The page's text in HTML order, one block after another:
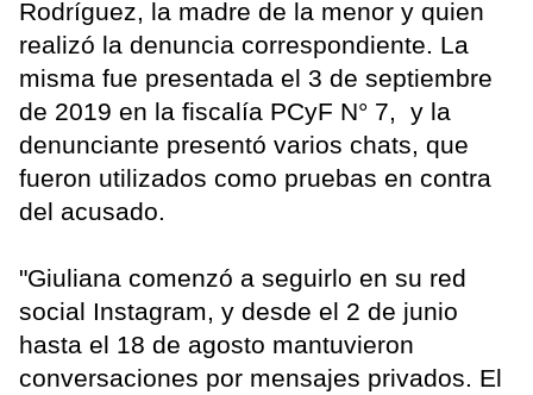
Rodríguez, la madre de la menor y quien
realizó la denuncia correspondiente. La
misma fue presentada el 3 de septiembre
de 2019 en la fiscalía PCyF N° 7, y la
denunciante presentó varios chats, que
fueron utilizados como pruebas en contra
del acusado.
"Giuliana comenzó a seguirlo en su red
social Instagram, y desde el 2 de junio
hasta el 18 de agosto mantuvieron
conversaciones por mensajes privados. El